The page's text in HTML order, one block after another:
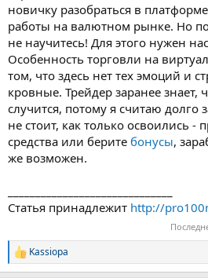
новичку разобраться в
работы на валютном рынке. Но
не научитесь! Для этого нужен
Особенность торговли на
том, что здесь нет тех эмоций и
кровные. Трейдер заранее знает,
случится, потому я считаю долго
не стоит, как только освоились -
средства или берите бонусы,
же возможен.
Статья принадлежит http://
Р
е
Kassiopa